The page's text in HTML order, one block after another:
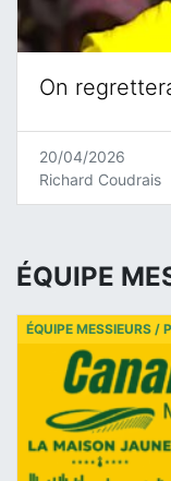
On
20/04/2026
Richard Coudrais
ÉQUIPE
ÉQUIPE MESSIEURS /